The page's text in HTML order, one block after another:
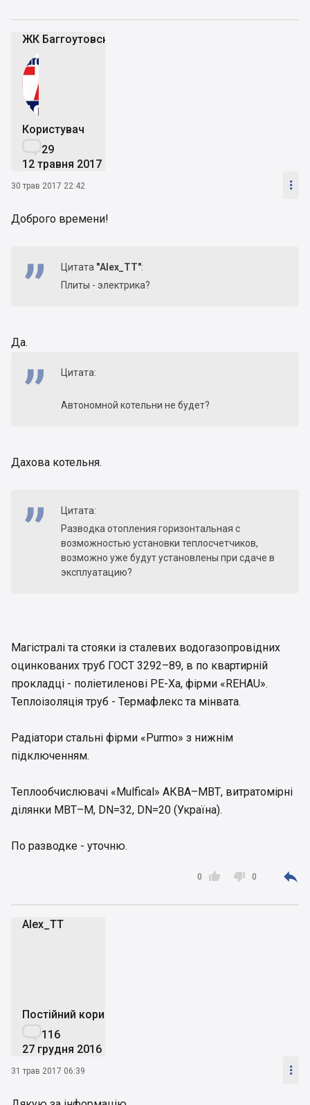
ЖК Баггоутовский
Користувач
29
12 травня 2017
30 трав 2017 22:42 
Доброго времени!
Цитата "Alex_TT":
Плиты - электрика?
Да.
Цитата:
Автономной котельни не будет?
Дахова котельня.
Цитата:
Разводка отопления горизонтальная с
возможностью установки теплосчетчиков,
возможно уже будут установлены при сдаче в
эксплуатацию?
Магістралі та стояки із сталевих водогазопровідних
оцинкованих труб ГОСТ 3292–89, в по квартирній
прокладці - поліетиленові РЕ-Ха, фірми «REHAU».
Теплоізоляція труб - Термафлекс та мінвата.
Pадіатори стальні фірми «Purmo» з нижнім
підключенням.
Теплообчислювачі «Mulfical» АКВА–МВТ, витратомірні
ділянки МВТ–М, DN=32, DN=20 (Україна).
По разводке - уточню.

0  0 
Alex_TT
Постійний користувач
116
27 грудня 2016
31 трав 2017 06:39 